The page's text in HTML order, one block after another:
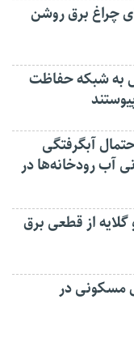
چراغ برق روشن
به شبکه حفاظت
آبگرفتگی
آب رودخانه‌ها در
از قطعی برق
مسکونی در